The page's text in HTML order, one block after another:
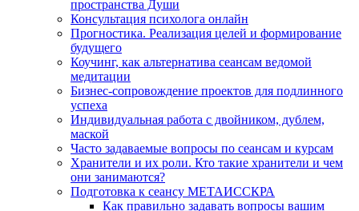
пространства Души
Консультация психолога онлайн
Прогностика. Реализация целей и формирование
будущего
Коучинг, как альтернатива сеансам ведомой
медитации
Бизнес-сопровождение проектов для подлинного
успеха
Индивидуальная работа с двойником, дублем,
маской
Часто задаваемые вопросы по сеансам и курсам
Хранители и их роли. Кто такие хранители и чем
они занимаются?
Подготовка к сеансу МЕТАИССКРА
Как правильно задавать вопросы вашим